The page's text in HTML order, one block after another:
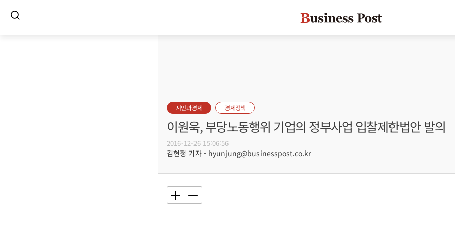
시민과경제 경제정책
이원욱, 부당노동행위 기업의 정부사업 입찰제한법안 발의
2016-12-26 15:06:56
김현정 기자 - hyunjung@businesspost.co.kr